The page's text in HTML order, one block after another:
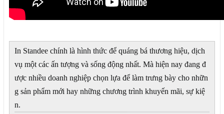
In Standee chính là hình thức để quáng bá thương hiệu, dịch
vụ một các ấn tượng và sống động nhất. Mà hiện nay đang đ
ược nhiều doanh nghiệp chọn lựa để làm trưng bày cho nhữn
g sản phẩm mới hay những chương trình khuyến mãi, sự kiệ
n.